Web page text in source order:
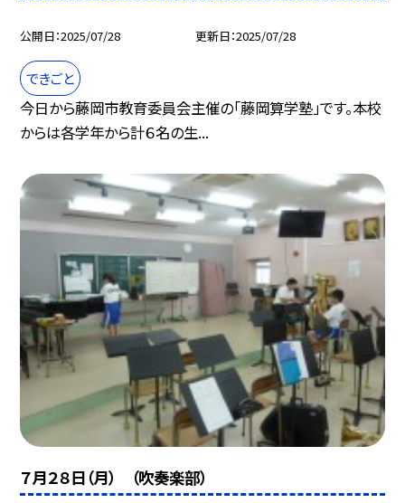
公開日 2025/07/28 更新日 2025/07/28
できごと
今日から藤岡市教育委員会主催の「藤岡算学塾」です。本校
からは各学年から計６名の生...
７月２８日（月） （吹奏楽部）